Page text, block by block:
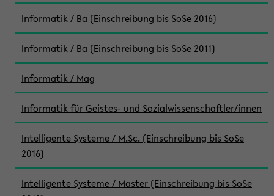
Informatik / Ba (Einschreibung bis SoSe 2016)
Informatik / Ba (Einschreibung bis SoSe 2011)
Informatik / Mag
Informatik für Geistes- und Sozialwissenschaftler/innen
Intelligente Systeme / M.Sc. (Einschreibung bis SoSe
2016)
Intelligente Systeme / Master (Einschreibung bis SoSe